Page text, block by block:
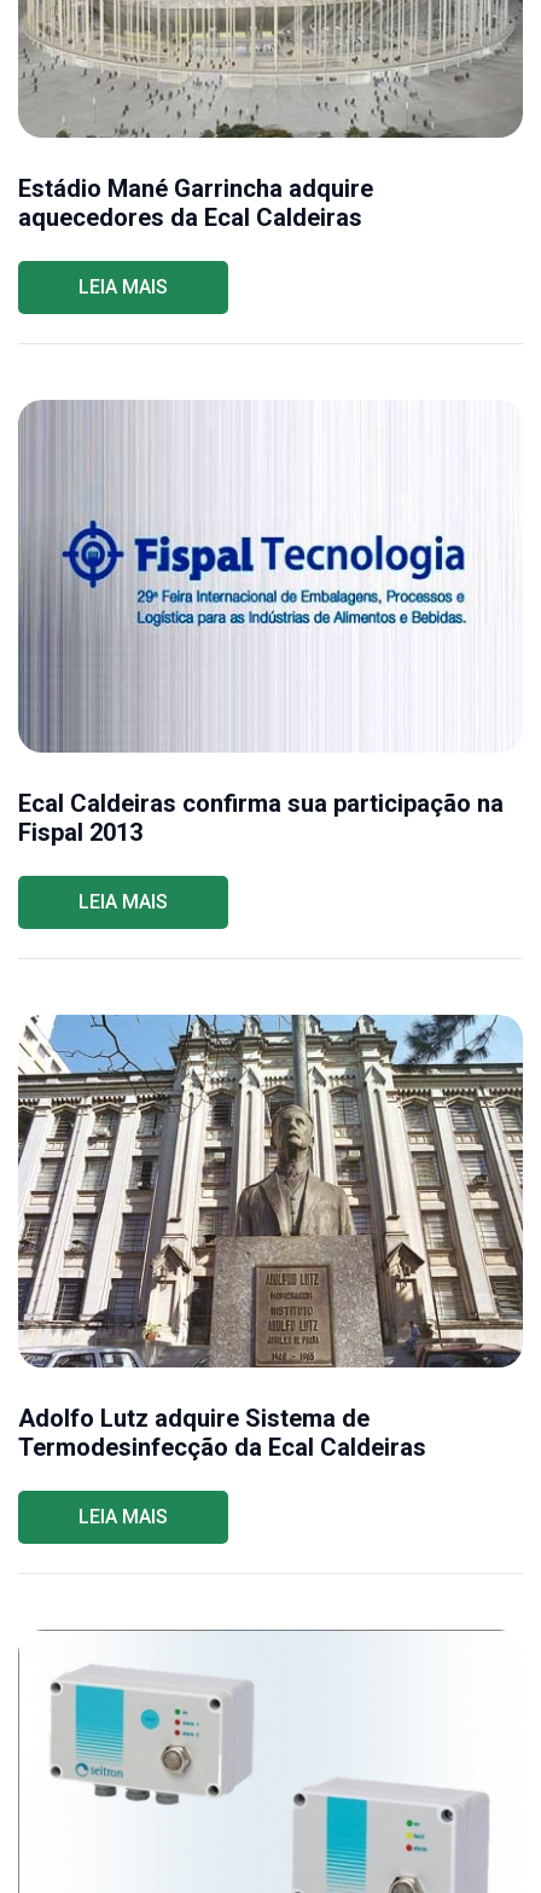
Estádio Mané Garrincha adquire
aquecedores da Ecal Caldeiras
LEIA MAIS
Ecal Caldeiras confirma sua participação na
Fispal 2013
LEIA MAIS
Adolfo Lutz adquire Sistema de
Termodesinfecção da Ecal Caldeiras
LEIA MAIS